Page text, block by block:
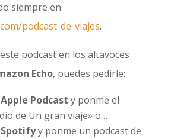
siempre en
podcast-de-viajes.
podcast en los altavoces
Echo, puedes pedirle:
Apple Podcast y ponme el
de Un gran viaje» o…
Spotifyy ponme un podcast de